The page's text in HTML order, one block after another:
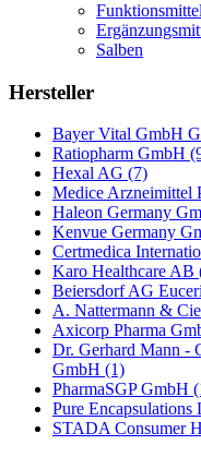
Funktionsmittel
Salben
Hersteller
Bayer Vital GmbH
Ratiopharm GmbH
Hexal AG (7)
Medice Arzneimittel
Haleon Germany
Kenvue Germany
Certmedica
Karo Healthcare AB
Beiersdorf AG
A. Nattermann &
Axicorp Pharma
Dr. Gerhard Mann -
GmbH (1)
PharmaSGP GmbH
Pure
STADA Consumer